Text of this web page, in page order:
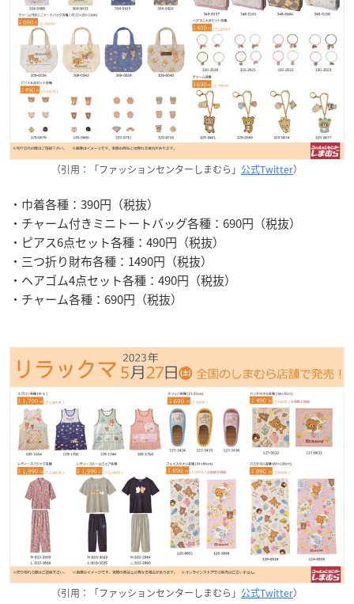
（引用：「ファッションセンターしまむら」 公式Twitter）
・巾着各種：390円（税抜）
・チャーム付きミニトートバッグ各種：690円（税抜）
・ピアス6点セット各種：490円（税抜）
・三つ折り財布各種：1490円（税抜）
・ヘアゴム4点セット各種：490円（税抜）
・チャーム各種：690円（税抜）
（引用：「ファッションセンターしまむら」 公式Twitter）